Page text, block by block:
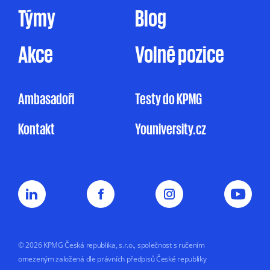
mnou udělovaného souhlasu. Pakliže souhlas
neudělím, ale ani nevznesu námitku, může
KPMG omezeně zpracovávat mé osobní údaje
pro účely marketingu na základě jejího
a mohu jej kdykoliv odvolat. Můj nesouhlas
Souhlas uděluji na dobu
5 let nebo do doby,
Týmy
Blog
Akce
Volné pozice
Ambasadoři
Kontakt
Testy do KPMG
Youniversity.cz
© 2026 KPMG Česká republika, s.r.o., společnost s ručením
omezeným založená dle právních předpisů České republiky